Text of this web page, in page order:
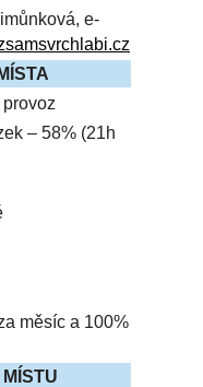
e-
svrchlabi.cz
– 58% (21h
měsíc a 100%